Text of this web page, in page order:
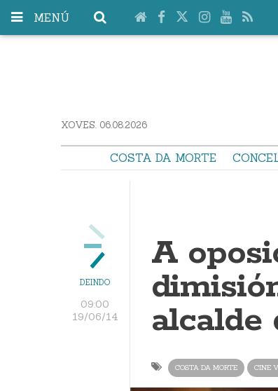
MENÚ
XOVES. 06.08.2026
COSTA DA MORTE
DEINDO
09:00
19/06/14
A
alcalde
COSTA DA MORTE CINE